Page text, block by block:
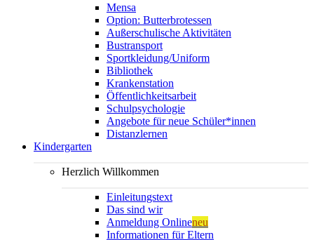
Mensa
Option: Butterbrotessen
Außerschulische Aktivitäten
Bustransport
Sportkleidung/Uniform
Bibliothek
Krankenstation
Öffentlichkeitsarbeit
Schulpsychologie
Angebote für neue Schüler*innen
Distanzlernen
Kindergarten
Herzlich Willkommen
Einleitungstext
Das sind wir
Anmeldung Onlineneu
Informationen für Eltern